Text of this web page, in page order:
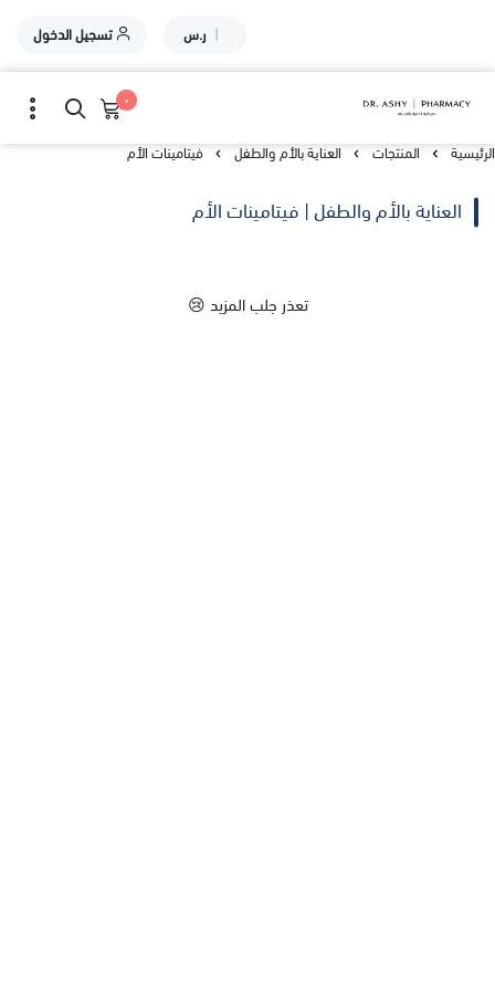
| ر.س تسجيل الدخول
٠
الرئيسية المنتجات العناية بالأم والطفل فيتامينات الأم
العناية بالأم والطفل | فيتامينات الأم
تعذر جلب المزيد 😢